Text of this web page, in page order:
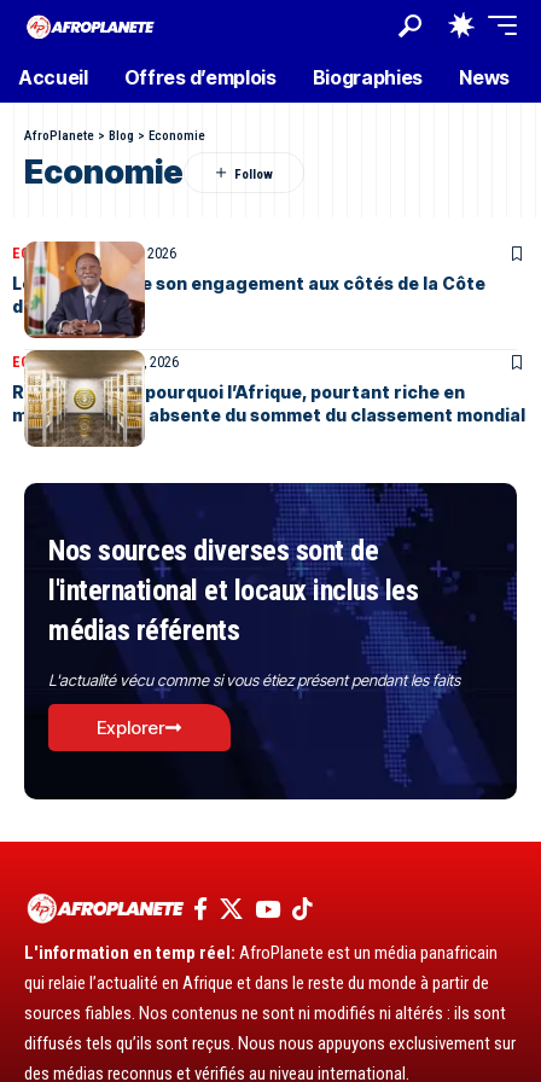
Accueil Offres d’emplois Biographies News
AfroPlanete > Blog > Economie
Economie
ECONOMIEFévrier 10, 2026
Le FMI confirme son engagement aux côtés de la Côte
d’Ivoire
ECONOMIE Janvier 31, 2026
Réserves d’or : pourquoi l’Afrique, pourtant riche en
minerais, reste absente du sommet du classement mondial
Nos sources diverses sont de
l'international et locaux inclus les
médias référents
L'actualité vécu comme si vous étiez présent pendant les faits
Explorer
L'information en temp réel: AfroPlanete est un média panafricain
qui relaie l’actualité en Afrique et dans le reste du monde à partir de
sources fiables. Nos contenus ne sont ni modifiés ni altérés : ils sont
diffusés tels qu’ils sont reçus. Nous nous appuyons exclusivement sur
des médias reconnus et vérifiés au niveau international.